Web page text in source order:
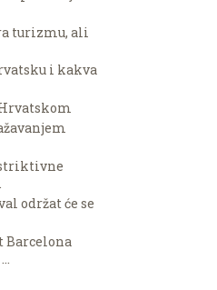
turizmu, ali
i kakva
održat će se
Barcelona